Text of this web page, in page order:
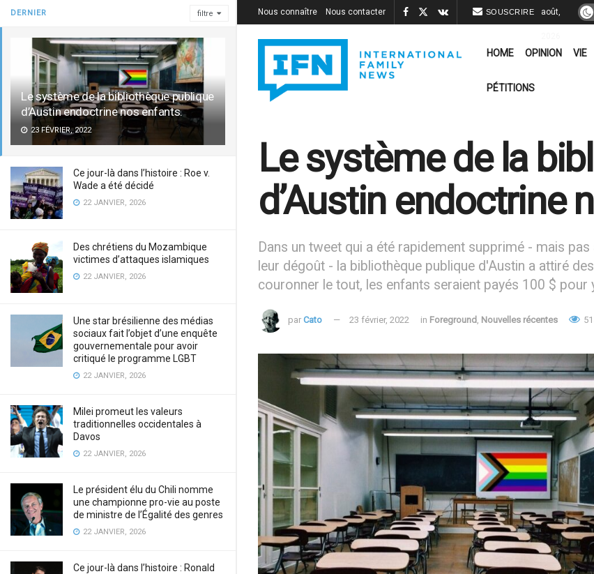
DERNIER filtre
Le système de la bibliothèque publique
d’Austin endoctrine nos enfants.
23 FÉVRIER, 2022
Ce jour-là dans l’histoire : Roe v.
Wade a été décidé
22 JANVIER, 2026
Des chrétiens du Mozambique
victimes d’attaques islamiques
22 JANVIER, 2026
Une star brésilienne des médias
sociaux fait l’objet d’une enquête
gouvernementale pour avoir
critiqué le programme LGBT
22 JANVIER, 2026
Milei promeut les valeurs
traditionnelles occidentales à
Davos
22 JANVIER, 2026
Le président élu du Chili nomme
une championne pro-vie au poste
de ministre de l’Égalité des genres
22 JANVIER, 2026
Ce jour-là dans l’histoire : Ronald
Nous connaître Nous contacter SOUSCRIRE août,
HOME OPINION VIE
PÉTITIONS
Le système de la
d’Austin endoctrine
Dans un tweet qui a été rapidement supprimé - mais
leur dégoût - la bibliothèque publique d'Austin a attiré
couronner le tout, les enfants seraient payés 100 $ pour
par Cato 23 février, 2022 in Foreground , Nouvelles récentes